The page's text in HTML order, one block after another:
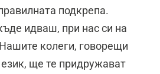
подкрепа.
идваш, при нас си на
колеги, говорещи
ще те придружават